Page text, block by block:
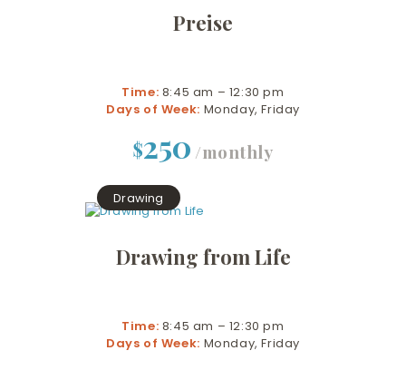
Preise
Time: 8:45 am – 12:30 pm
Days of Week: Monday, Friday
$250 /monthly
Drawing
Drawing from Life
Time: 8:45 am – 12:30 pm
Days of Week: Monday, Friday